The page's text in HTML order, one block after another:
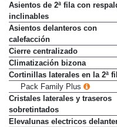
Asientos de 2ª fila con
inclinables
Asientos delanteros con
calefacción
Cierre centralizado
Climatización bizona
Cortinillas laterales en la 2ª
Pack Family Plus
Cristales laterales y traseros
sobretintados
Elevalunas electricos